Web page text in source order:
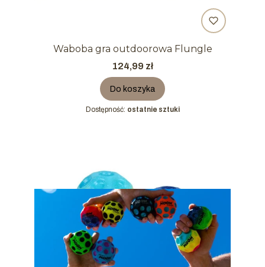
Waboba gra outdoorowa Flungle
Cena
124,99 zł
Do koszyka
Dostępność: ostatnie sztuki